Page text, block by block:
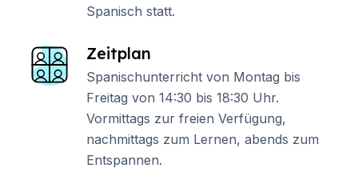
Spanisch statt.
Zeitplan
Spanischunterricht von Montag bis
Freitag von 14:30 bis 18:30 Uhr.
Vormittags zur freien Verfügung,
nachmittags zum Lernen, abends zum
Entspannen.